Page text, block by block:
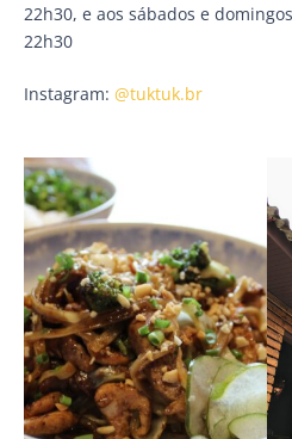
22h30, e aos sábados e
22h30
Instagram: @tuktuk.br